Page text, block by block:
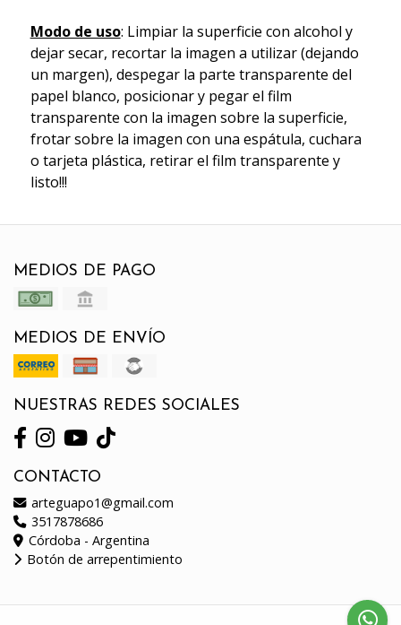
Modo de uso: Limpiar la superficie con alcohol y
dejar secar, recortar la imagen a utilizar (dejando
un margen), despegar la parte transparente del
papel blanco, posicionar y pegar el film
transparente con la imagen sobre la superficie,
frotar sobre la imagen con una espátula, cuchara
o tarjeta plástica, retirar el film transparente y
listo!!!
MEDIOS DE PAGO
MEDIOS DE ENVÍO
NUESTRAS REDES SOCIALES
CONTACTO
arteguapo1@gmail.com
3517878686
Córdoba - Argentina
Botón de arrepentimiento